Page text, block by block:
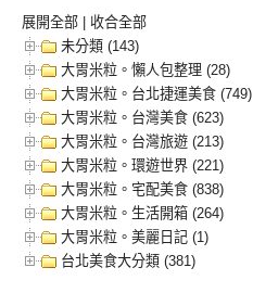
展開全部 | 收合全部
未分類 (143)
大胃米粒。懶人包整理 (28)
大胃米粒。台北捷運美食 (749)
大胃米粒。台灣美食 (623)
大胃米粒。台灣旅遊 (213)
大胃米粒。環遊世界 (221)
大胃米粒。宅配美食 (838)
大胃米粒。生活開箱 (264)
大胃米粒。美麗日記 (1)
台北美食大分類 (381)